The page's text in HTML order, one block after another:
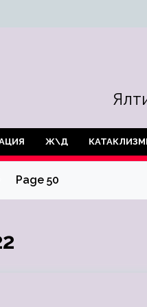
Ж\Д
Page 50